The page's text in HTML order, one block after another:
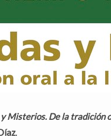
y Misterios. De la
.